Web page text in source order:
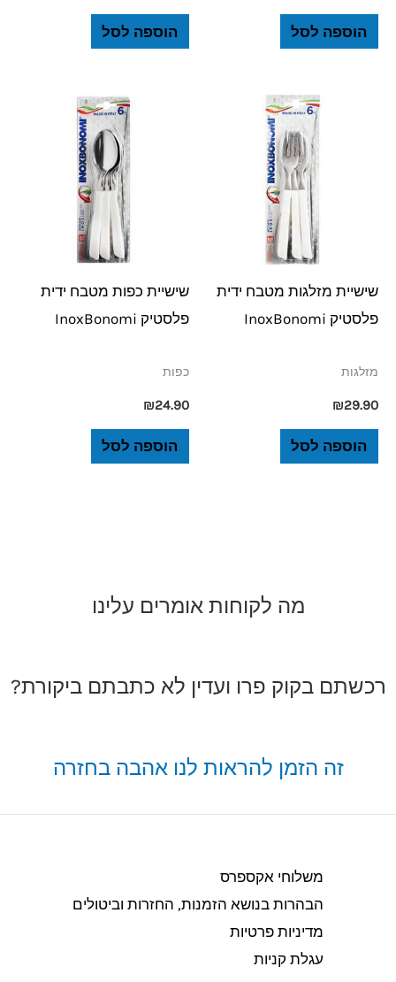
הוספה לסל הוספה לסל
שישיית מזלגות מטבח ידית
פלסטיק InoxBonomi
מזלגות
₪29.90
הוספה לסל
שישיית כפות מטבח ידית
פלסטיק InoxBonomi
כפות
₪24.90
הוספה לסל
מה לקוחות אומרים עלינו
רכשתם בקוק פרו ועדין לא כתבתם ביקורת?
זה הזמן להראות לנו אהבה בחזרה
משלוחי אקספרס
הבהרות בנושא הזמנות, החזרות וביטולים​
מדיניות פרטיות
עגלת קניות